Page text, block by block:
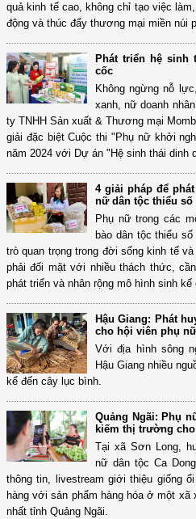
quả kinh tế cao, không chỉ tạo việc
động và thúc đẩy thương mại miền núi
Phát triển hệ
cốc
Không ngừng nỗ
xanh, nữ doanh
ty TNHH Sản xuất & Thương mại
giải đặc biệt Cuộc thi "Phụ nữ khởi
năm 2024 với Dự án "Hệ sinh thái dinh
4 giải pháp để
nữ dân tộc thiểu số
Phụ nữ trong các
bào dân tộc thiểu
trò quan trọng trong đời sống kinh tế
phải đối mặt với nhiều thách thức,
phát triển và nhân rộng mô hình sinh
Hậu Giang: Phát
cho hội viên phụ
Với địa hình sông
Hậu Giang nhiều
kể đến cây lục bình.
Quảng Ngãi: Phụ
kiếm thị trường
Tại xã Sơn Long,
nữ dân tộc Ca
thông tin, livestream giới thiệu giống
hàng với sản phẩm hàng hóa ở một xã
nhất tỉnh Quảng Ngãi.